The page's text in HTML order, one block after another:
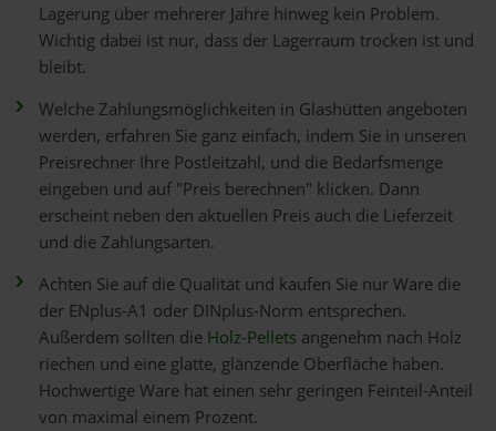
Lagerung über mehrerer Jahre hinweg kein Problem.
Wichtig dabei ist nur, dass der Lagerraum trocken ist und
bleibt.
Welche Zahlungsmöglichkeiten in Glashütten angeboten
werden, erfahren Sie ganz einfach, indem Sie in unseren
Preisrechner Ihre Postleitzahl, und die Bedarfsmenge
eingeben und auf "Preis berechnen" klicken. Dann
erscheint neben den aktuellen Preis auch die Lieferzeit
und die Zahlungsarten.
Achten Sie auf die Qualität und kaufen Sie nur Ware die
der ENplus-A1 oder DINplus-Norm entsprechen.
Außerdem sollten die Holz-Pellets angenehm nach Holz
riechen und eine glatte, glänzende Oberfläche haben.
Hochwertige Ware hat einen sehr geringen Feinteil-Anteil
von maximal einem Prozent.